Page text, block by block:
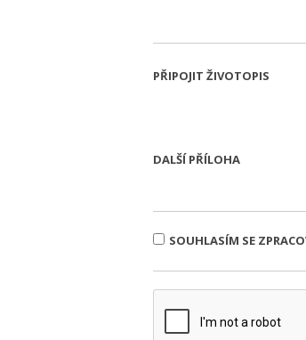
PŘIPOJIT ŽIVOTOPIS
DALŠÍ PŘÍLOHA
SOUHLASÍM SE